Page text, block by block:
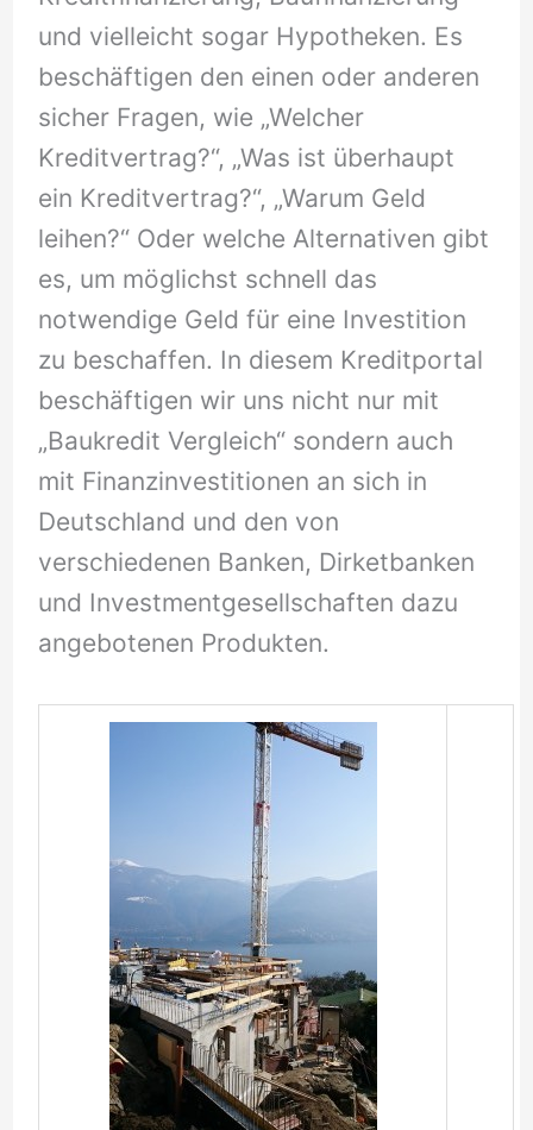
und vielleicht sogar Hypotheken. Es
beschäftigen den einen oder anderen
sicher Fragen, wie „Welcher
Kreditvertrag?“, „Was ist überhaupt
ein Kreditvertrag?“, „Warum Geld
leihen?“ Oder welche Alternativen gibt
es, um möglichst schnell das
notwendige Geld für eine Investition
zu beschaffen. In diesem Kreditportal
beschäftigen wir uns nicht nur mit
„Baukredit Vergleich“ sondern auch
mit Finanzinvestitionen an sich in
Deutschland und den von
verschiedenen Banken, Dirketbanken
und Investmentgesellschaften dazu
angebotenen Produkten.